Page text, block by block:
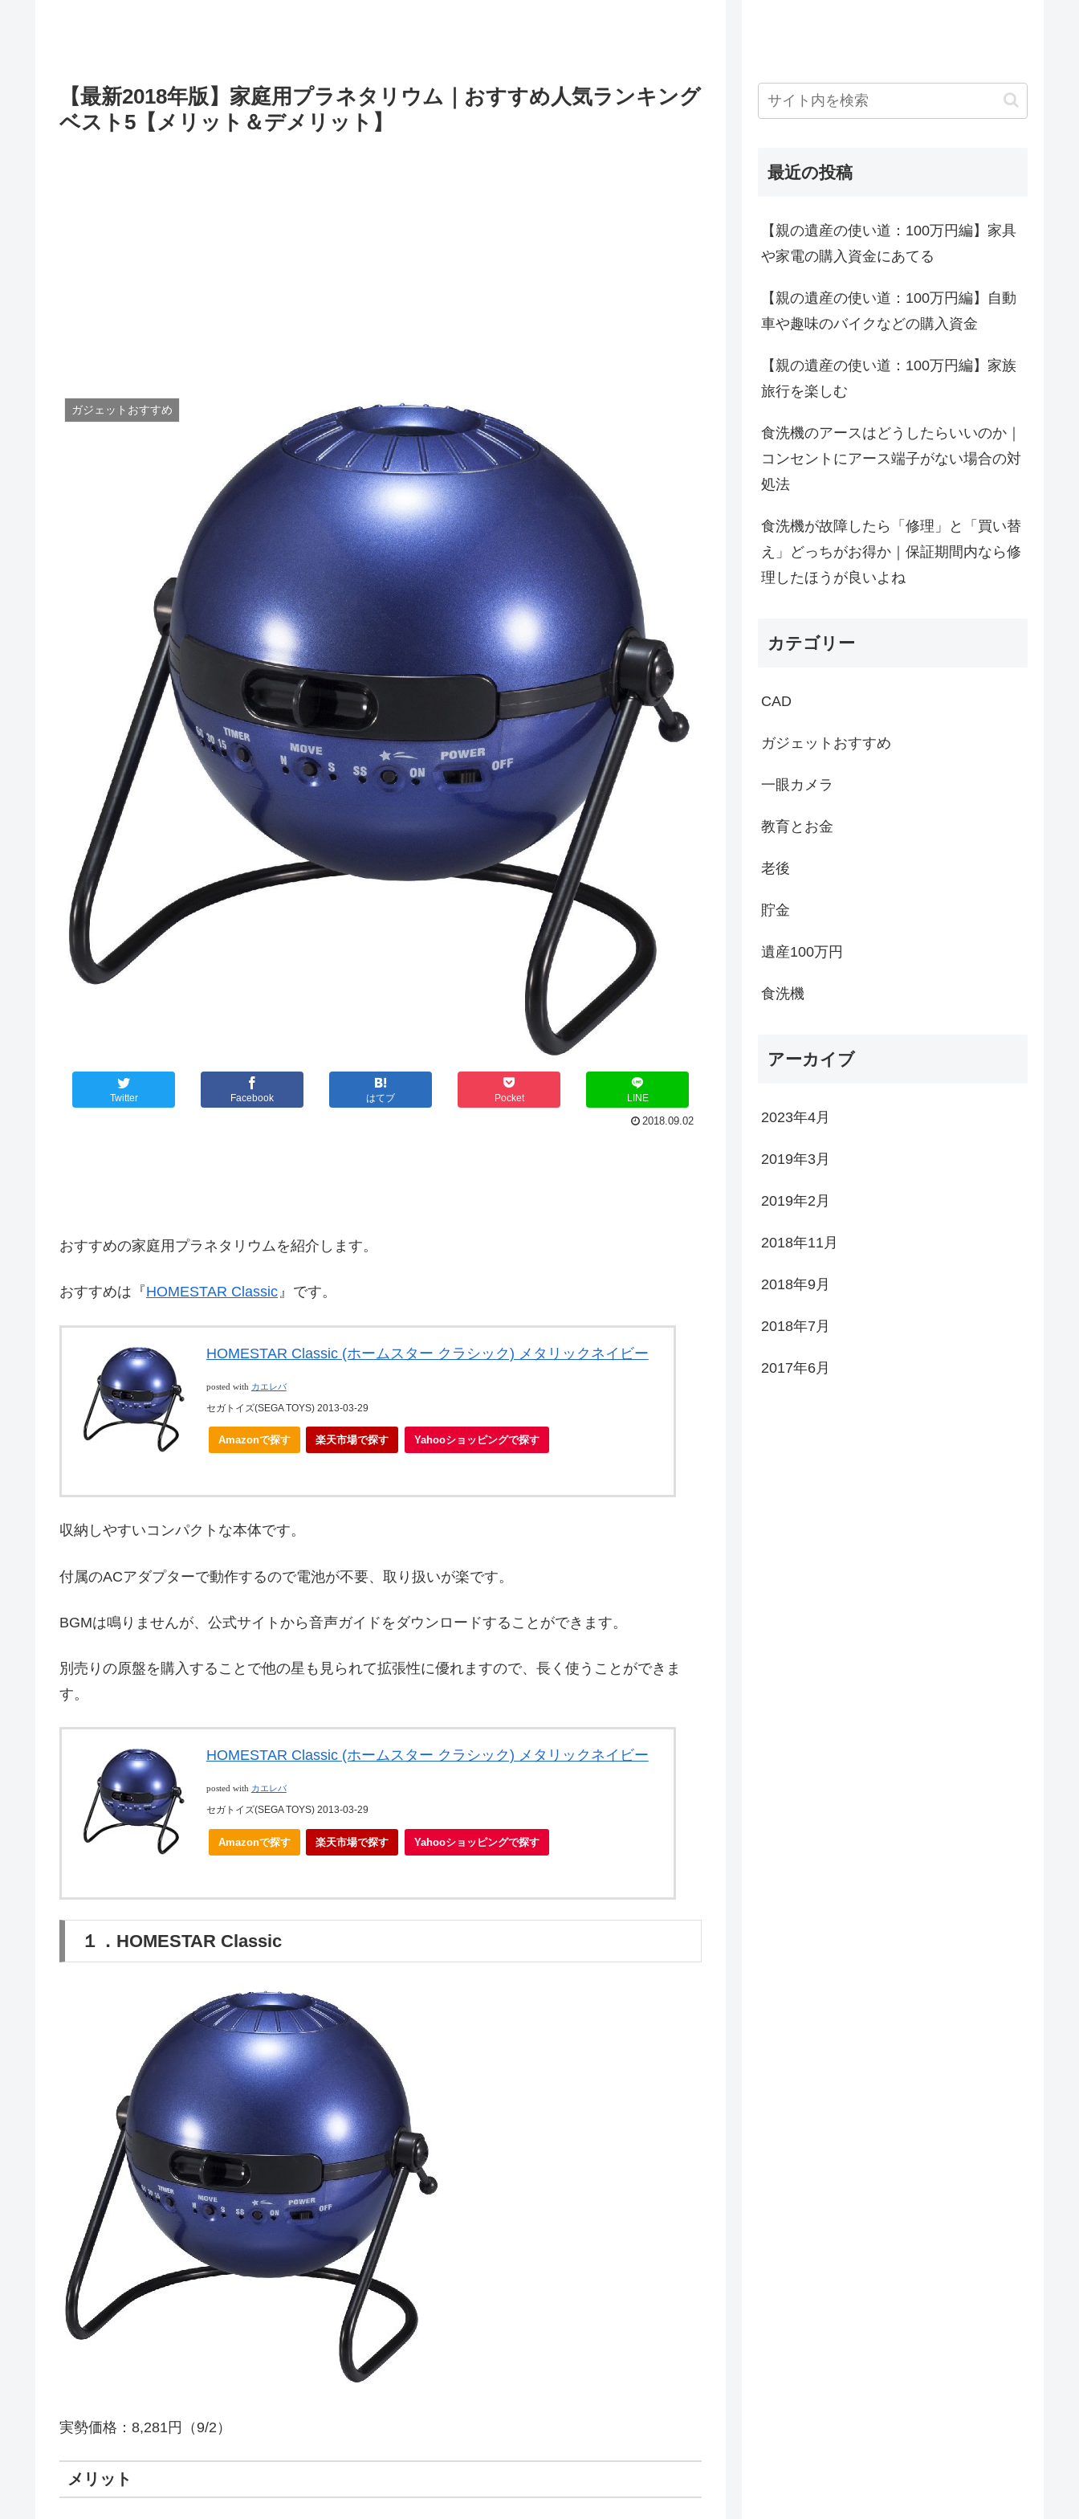
【最新2018年版】家庭用プラネタリウム｜おすすめ人気ランキング
ベスト5【メリット＆デメリット】
ガジェットおすすめ
Twitter Facebook はてブ Pocket LINE
2018.09.02
おすすめの家庭用プラネタリウムを紹介します。
おすすめは『HOMESTAR Classic』です。
HOMESTAR Classic (ホームスター クラシック) メタリックネイビー
posted with カエレバ
セガトイズ(SEGA TOYS) 2013-03-29
Amazonで探す 楽天市場で探す Yahooショッピングで探す
収納しやすいコンパクトな本体です。
付属のACアダプターで動作するので電池が不要、取り扱いが楽です。
BGMは鳴りませんが、公式サイトから音声ガイドをダウンロードすることができます。
別売りの原盤を購入することで他の星も見られて拡張性に優れますので、長く使うことができま
す。
HOMESTAR Classic (ホームスター クラシック) メタリックネイビー
posted with カエレバ
セガトイズ(SEGA TOYS) 2013-03-29
Amazonで探す 楽天市場で探す Yahooショッピングで探す
１．HOMESTAR Classic
実勢価格：8,281円（9/2）
メリット
最近の投稿
【親の遺産の使い道：100万円編】家具
や家電の購入資金にあてる
【親の遺産の使い道：100万円編】自動
車や趣味のバイクなどの購入資金
【親の遺産の使い道：100万円編】家族
旅行を楽しむ
食洗機のアースはどうしたらいいのか｜
コンセントにアース端子がない場合の対
処法
食洗機が故障したら「修理」と「買い替
え」どっちがお得か｜保証期間内なら修
理したほうが良いよね
カテゴリー
CAD
ガジェットおすすめ
一眼カメラ
教育とお金
老後
貯金
遺産100万円
食洗機
アーカイブ
2023年4月
2019年3月
2019年2月
2018年11月
2018年9月
2018年7月
2017年6月